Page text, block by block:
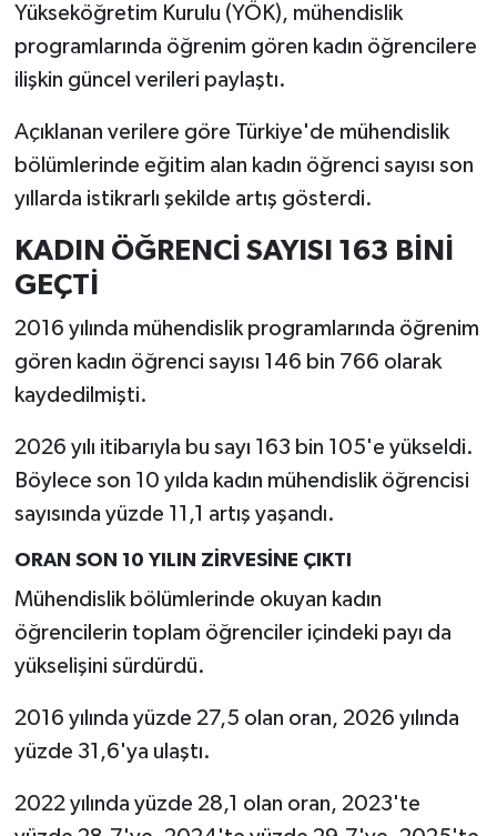
Yükseköğretim Kurulu (YÖK), mühendislik
programlarında öğrenim gören kadın öğrencilere
ilişkin güncel verileri paylaştı.
Açıklanan verilere göre Türkiye'de mühendislik
bölümlerinde eğitim alan kadın öğrenci sayısı son
yıllarda istikrarlı şekilde artış gösterdi.
KADIN ÖĞRENCİ SAYISI 163 BİNİ
GEÇTİ
2016 yılında mühendislik programlarında öğrenim
gören kadın öğrenci sayısı 146 bin 766 olarak
kaydedilmişti.
2026 yılı itibarıyla bu sayı 163 bin 105'e yükseldi.
Böylece son 10 yılda kadın mühendislik öğrencisi
sayısında yüzde 11,1 artış yaşandı.
ORAN SON 10 YILIN ZİRVESİNE ÇIKTI
Mühendislik bölümlerinde okuyan kadın
öğrencilerin toplam öğrenciler içindeki payı da
yükselişini sürdürdü.
2016 yılında yüzde 27,5 olan oran, 2026 yılında
yüzde 31,6'ya ulaştı.
2022 yılında yüzde 28,1 olan oran, 2023'te
Gündem
Hisarcık
İlçeler
Köşe Yazıları
Kültür Sanat
Kütahya
Magazin
Pazarlar
Politika
Rüya Tabirleri
Şaphane
Simav